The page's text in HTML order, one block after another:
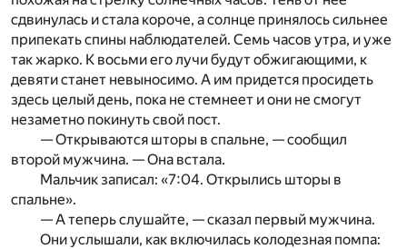
сдвинулась и стала короче, а солнце принялось сильнее
припекать спины наблюдателей. Семь часов утра, и уже
так жарко. К восьми его лучи будут обжигающими, к
девяти станет невыносимо. А им придется просидеть
здесь целый день, пока не стемнеет и они не смогут
незаметно покинуть свой пост.
— Открываются шторы в спальне, — сообщил
второй мужчина. — Она встала.
Мальчик записал: «7:04. Открылись шторы в
спальне».
— А теперь слушайте, — сказал первый мужчина.
Они услышали, как включилась колодезная помпа: